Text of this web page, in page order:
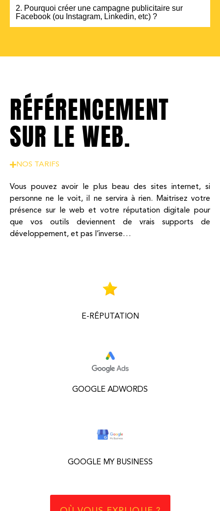
2. Pourquoi créer une campagne publicitaire sur
Facebook (ou Instagram, Linkedin, etc) ?
RÉFÉRENCEMENT
SUR LE WEB.
NOS TARIFS
Vous pouvez avoir le plus beau des sites internet, si
personne ne le voit, il ne servira à rien. Maitrisez votre
présence sur le web et votre réputation digitale pour
que vos outils deviennent de vrais supports de
développement, et pas l’inverse…
E-RÉPUTATION
GOOGLE ADWORDS
GOOGLE MY BUSINESS